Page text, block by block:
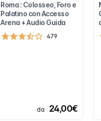
Roma : Colosseo, Foro e
Palatino con Accesso
Arena + Audio Guida
479
da 24,00€